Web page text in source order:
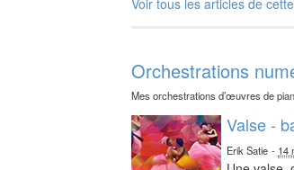
Voir tous les articles de
Orchestrations
Mes orchestrations d’œuvres de
Valse -
Erik Satie - 14